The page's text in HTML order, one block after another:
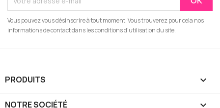
Vous pouvez vous désinscrire à tout moment. Vous trouverez pour cela nos
informations de contact dans les conditions d'utilisation du site.
PRODUITS 
NOTRE SOCIÉTÉ 